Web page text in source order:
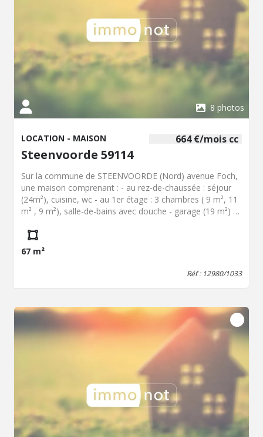
8 photos
664 €/mois cc
LOCATION - MAISON
Steenvoorde 59114
Sur la commune de STEENVOORDE (Nord) avenue Foch,
une maison comprenant : - au rez-de-chaussée : séjour
(24m²), cuisine, wc - au 1er étage : 3 chambres ( 9 m², 11
m² , 9 m²), salle-de-bains avec douche - garage (19 m²) et
1er Octobre 2026 PREMIER CONTACT PAR MAIL
UNIQUEMENT
67 m²
Réf : 12980/1033